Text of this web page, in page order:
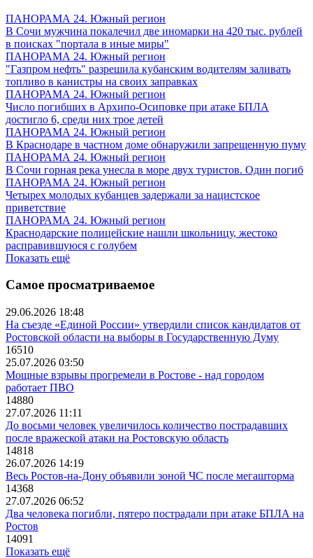
ПАНОРАМА 24. Южный регион
В Сочи мужчина покалечил две иномарки на 420 тыс. рублей
в поисках "портала в иные миры"
ПАНОРАМА 24. Южный регион
"Газпром нефть" разрешила кубанским водителям заливать
топливо в канистры на своих заправках
ПАНОРАМА 24. Южный регион
Число погибших в Архипо-Осиповке при атаке БПЛА
достигло 6, среди них трое детей
ПАНОРАМА 24. Южный регион
В Краснодаре в частном доме обнаружили запрещенную пуму
ПАНОРАМА 24. Южный регион
В Сочи горная река унесла в море двух туристов. Один погиб
ПАНОРАМА 24. Южный регион
Четырех молодых кубанцев задержали за нацистское
приветствие
ПАНОРАМА 24. Южный регион
Краснодарские полицейские нашли школьницу, жестоко
расправившуюся с голубем
Показать ещё
Самое просматриваемое
29.06.2026 18:48
На съезде «Единой России» утвердили список кандидатов от
Ростовской области на выборы в Государственную Думу
16510
25.07.2026 03:50
Мощные взрывы прогремели в Ростове - над городом
работает ПВО
14880
27.07.2026 11:11
До восьми человек увеличилось количество пострадавших
после вражеской атаки на Ростовскую область
14818
26.07.2026 14:19
Весь Ростов-на-Дону объявили зоной ЧС после мегашторма
14368
27.07.2026 06:52
Два человека погибли, пятеро пострадали при атаке БПЛА на
Ростов
14091
Показать ещё